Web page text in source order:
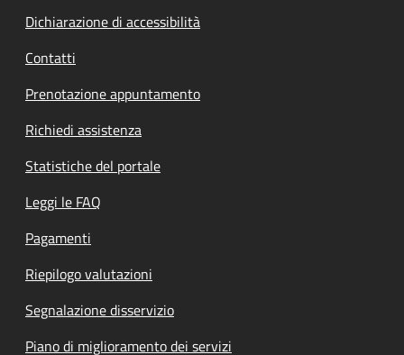
Dichiarazione di accessibilità
Contatti
Prenotazione appuntamento
Richiedi assistenza
Statistiche del portale
Leggi le FAQ
Pagamenti
Riepilogo valutazioni
Segnalazione disservizio
Piano di miglioramento dei servizi